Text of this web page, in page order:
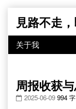
content
見路不走
周报收获
2025-06-09 994 字